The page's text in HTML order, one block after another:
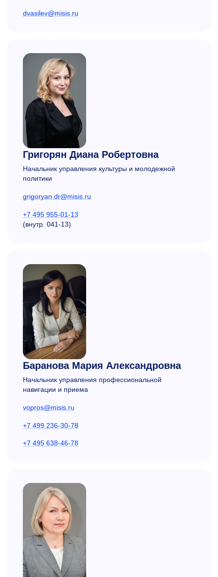
dvasilev@misis.ru
Григорян Диана Робертовна
Начальник управления культуры и молодежной
политики
grigoryan.dr@misis.ru
+7 495 955-01-13
(внутр. 041-13)
Баранова Мария Александровна
Начальник управления профессиональной
навигации и приема
vopros@misis.ru
+7 499 236-30-78
+7 495 638-46-78